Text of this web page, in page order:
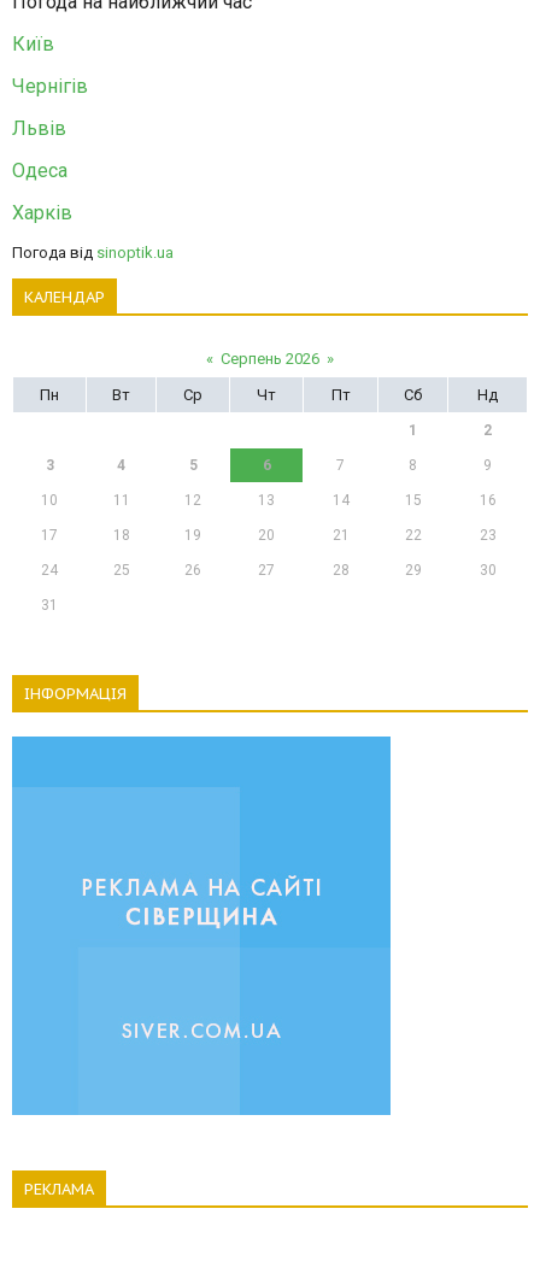
Київ
Чернігів
Львів
Одеса
Харків
Погода від sinoptik.ua
КАЛЕНДАР
« Серпень 2026 »
Пн
Вт Ср Чт Пт Сб Нд
1 2
3 4 5 6 7 8 9
10 11 12 13 14 15 16
17 18 19 20 21 22 23
24 25 26 27 28 29 30
31
ІНФОРМАЦІЯ
РЕКЛАМА